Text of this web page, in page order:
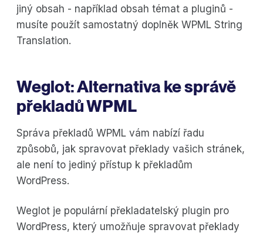
jiný obsah - například obsah témat a pluginů -
musíte použít samostatný doplněk WPML String
Translation.
Weglot: Alternativa ke správě
překladů WPML
Správa překladů WPML vám nabízí řadu
způsobů, jak spravovat překlady vašich stránek,
ale není to jediný přístup k překladům
WordPress.
Weglot je populární překladatelský plugin pro
WordPress, který umožňuje spravovat překlady